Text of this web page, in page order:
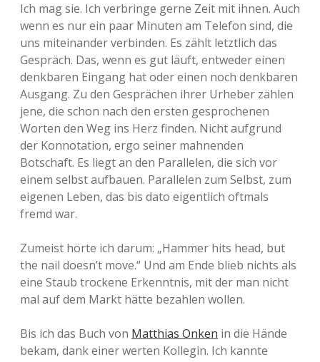
Ich mag sie. Ich verbringe gerne Zeit mit ihnen. Auch
wenn es nur ein paar Minuten am Telefon sind, die
uns miteinander verbinden. Es zählt letztlich das
Gespräch. Das, wenn es gut läuft, entweder einen
denkbaren Eingang hat oder einen noch denkbaren
Ausgang. Zu den Gesprächen ihrer Urheber zählen
jene, die schon nach den ersten gesprochenen
Worten den Weg ins Herz finden. Nicht aufgrund
der Konnotation, ergo seiner mahnenden
Botschaft. Es liegt an den Parallelen, die sich vor
einem selbst aufbauen. Parallelen zum Selbst, zum
eigenen Leben, das bis dato eigentlich oftmals
fremd war.
Zumeist hörte ich darum: „Hammer hits head, but
the nail doesn’t move.“ Und am Ende blieb nichts als
eine Staub trockene Erkenntnis, mit der man nicht
mal auf dem Markt hätte bezahlen wollen.
Bis ich das Buch von Matthias Onken in die Hände
bekam, dank einer werten Kollegin. Ich kannte